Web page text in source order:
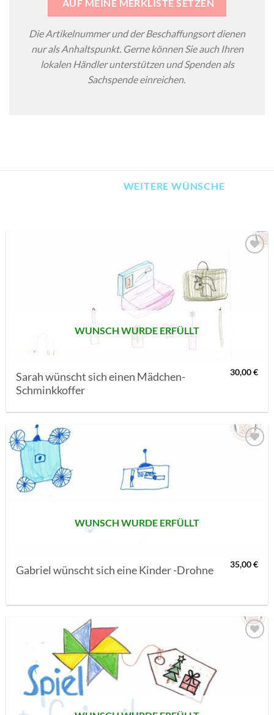
AUF MEINE MERKLISTE SETZEN
Die Artikelnummer und der Beschaffungsort dienen
nur als Anhaltspunkt. Gerne können Sie auch Ihren
lokalen Händler unterstützen und Spenden als
Sachspende einreichen.
WEITERE WÜNSCHE
MERKLISTE
SETZEN
WUNSCH WURDE ERFÜLLT
Sarah wünscht sich einen Mädchen-
Schminkkoffer
30,00€
WUNSCH WURDE ERFÜLLT
Gabriel wünscht sich eine Kinder -Drohne 35,00€
SETZEN